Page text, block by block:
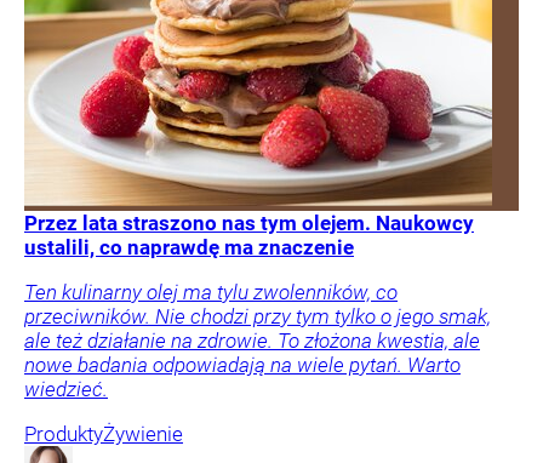
Przez lata straszono nas tym olejem. Naukowcy
ustalili, co naprawdę ma znaczenie
Ten kulinarny olej ma tylu zwolenników, co
przeciwników. Nie chodzi przy tym tylko o jego smak,
ale też działanie na zdrowie. To złożona kwestia, ale
nowe badania odpowiadają na wiele pytań. Warto
wiedzieć.
ProduktyŻywienie